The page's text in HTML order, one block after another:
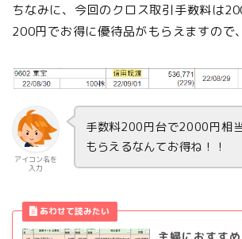
ちなみに、今回のクロス取引手数料は
200円でお得に優待品がもらえますので
アイコン名を
入力
手数料200円台で2000円相
もらえるなんてお得ね！！